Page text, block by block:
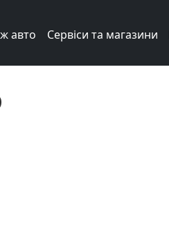
авто Сервіси та магазини